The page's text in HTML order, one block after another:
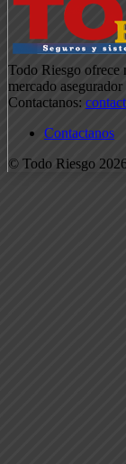
Todo Riesgo ofrece
mercado
Contactanos:
Contactanos
© Todo Riesgo